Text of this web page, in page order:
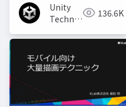
Unity
Technologies136.6K